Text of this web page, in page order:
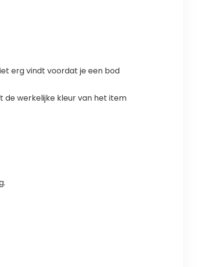
erg vindt voordat je een bod
de werkelijke kleur van het item